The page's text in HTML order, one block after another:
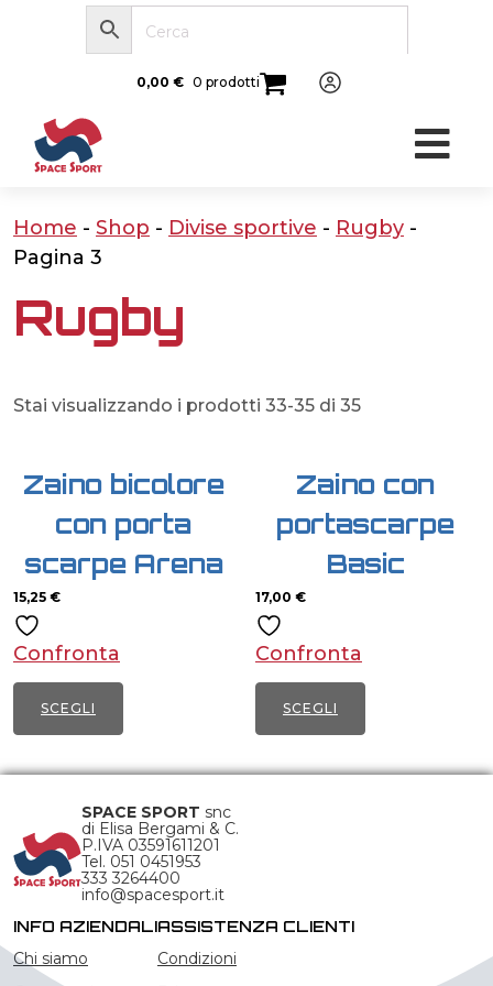
0,00 € 0 prodotti
Home - Shop - Divise sportive - Rugby -
Pagina 3
Rugby
Stai visualizzando i prodotti 33-35 di 35
Zaino bicolore
con porta
scarpe Arena
15,25 €
Confronta
SCEGLI
prodotto
più
varianti.
opzioni
possono
Zaino con
portascarpe
Basic
17,00 €
Confronta
SCEGLI
prodotto
opzioni
SPACE SPORT snc
di Elisa Bergami & C.
P.IVA 03591611201
Tel. 051 0451953
333 3264400
info@spacesport.it
INFO AZIENDALI
Chi siamo
ASSISTENZA CLIENTI
Condizioni